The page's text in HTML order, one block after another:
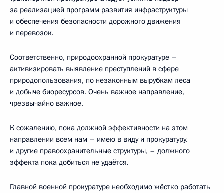
за реализацией программ развития инфраструктуры
и обеспечения безопасности дорожного движения
и перевозок.
Соответственно, природоохранной прокуратуре –
активизировать выявление преступлений в сфере
природопользования, по незаконным вырубкам леса
и добыче биоресурсов. Очень важное направление,
чрезвычайно важное.
К сожалению, пока должной эффективности на этом
направлении всем нам – имею в виду и прокуратуру,
и другие правоохранительные структуры, – должного
эффекта пока добиться не удаётся.
Главной военной прокуратуре необходимо жёстко работать